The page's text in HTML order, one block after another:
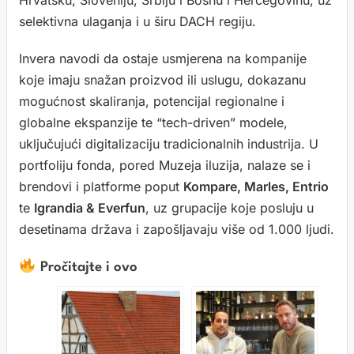
selektivna ulaganja i u širu DACH regiju.
Invera navodi da ostaje usmjerena na kompanije
koje imaju snažan proizvod ili uslugu, dokazanu
mogućnost skaliranja, potencijal regionalne i
globalne ekspanzije te “tech-driven” modele,
uključujući digitalizaciju tradicionalnih industrija. U
portfoliju fonda, pored Muzeja iluzija, nalaze se i
brendovi i platforme poput Kompare, Marles, Entrio
te Igrandia & Everfun, uz grupacije koje posluju u
desetinama država i zapošljavaju više od 1.000 ljudi.
Pročitajte i ovo